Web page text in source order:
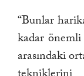
“Bunlar
kadar
arasındaki
tekniklerini